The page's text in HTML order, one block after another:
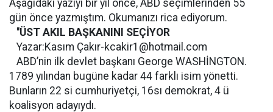
Aşağıdaki yazıyı bir yıl önce, ABD seçimlerinden 55
gün önce yazmıştım. Okumanızı rica ediyorum.
''ÜST AKIL BAŞKANINI SEÇİYOR
Yazar:Kasım Çakır-kcakir1@hotmail.com
ABD’nin ilk devlet başkanı George WASHİNGTON.
1789 yılından bugüne kadar 44 farklı isim yönetti.
Bunların 22 si cumhuriyetçi, 16sı demokrat, 4 ü
koalisyon adayıydı.